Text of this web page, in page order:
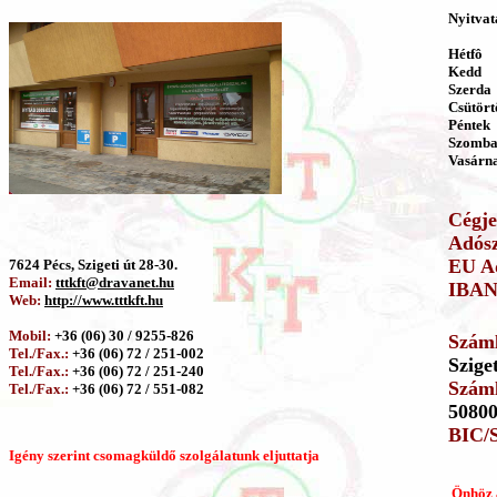
Hétfô
Kedd
Szerda
Péntek
7624 Pécs, Szigeti út 28-30.
Email: tttkft@dravanet.hu
Web: http://www.tttkft.hu
Mobil: +36 (06) 30 / 9255-826
Tel./Fax.: +36 (06) 72 / 251-002
Tel./Fax.: +36 (06) 72 / 251-240
Tel./Fax.: +36 (06) 72 / 551-082
EU
BIC/
Igény szerint csomagküldő szolgálatunk eljuttatja
Önhöz